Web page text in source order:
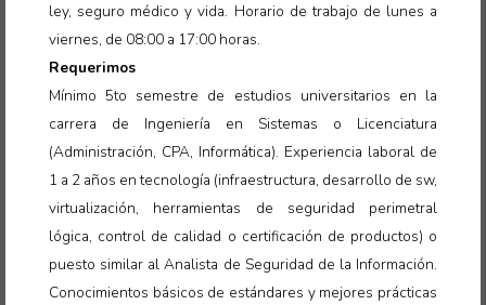
ley, seguro médico y vida. Horario de trabajo de lunes a
viernes, de 08:00 a 17:00 horas.
Requerimos
Mínimo 5to semestre de estudios universitarios en la
carrera de Ingeniería en Sistemas o Licenciatura
(Administración, CPA, Informática). Experiencia laboral de
1 a 2 años en tecnología (infraestructura, desarrollo de sw,
virtualización, herramientas de seguridad perimetral
lógica, control de calidad o certificación de productos) o
puesto similar al Analista de Seguridad de la Información.
Conocimientos básicos de estándares y mejores prácticas